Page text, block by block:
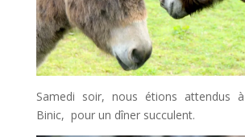
Samedi soir, nous étions attendus à
Binic, pour un dîner succulent.